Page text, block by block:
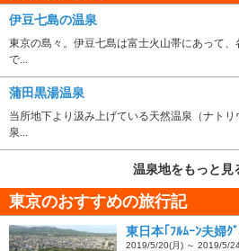
伊豆七島の温泉
東京の島々。伊豆七島は富士火山帯にあって
で...
蒲田黒湯温泉
当所地下より汲み上げている天然温泉（ナト
泉...
温泉地をもっと見
東京のおすすめの旅行記
東日本｢ﾌﾙﾑｰﾝ夫婦ｸ
2019/5/20(月) ～ 2019/5/